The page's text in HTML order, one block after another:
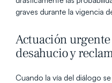
graves durante la vigencia
Actuación
desahucio y
Cuando la vía del diálogo